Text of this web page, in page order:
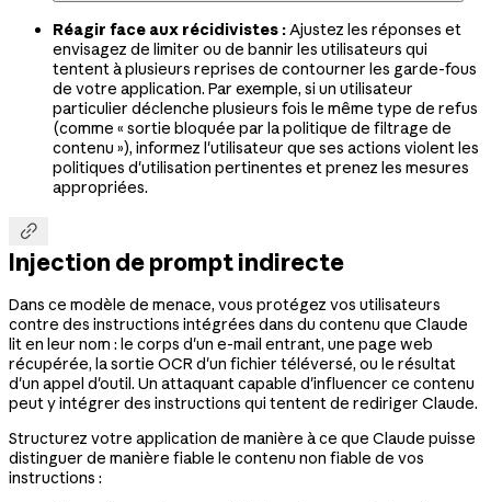
Réagir face aux récidivistes :Ajustez les réponses et
envisagez de limiter ou de bannir les utilisateurs qui
tentent à plusieurs reprises de contourner les garde-fous
de votre application. Par exemple, si un utilisateur
particulier déclenche plusieurs fois le même type de refus
(comme « sortie bloquée par la politique de filtrage de
contenu »), informez l'utilisateur que ses actions violent les
politiques d'utilisation pertinentes et prenez les mesures
appropriées.

Injection de prompt indirecte
Dans ce modèle de menace, vous protégez vos utilisateurs
contre des instructions intégrées dans du contenu que Claude
lit en leur nom : le corps d'un e-mail entrant, une page web
récupérée, la sortie OCR d'un fichier téléversé, ou le résultat
d'un appel d'outil. Un attaquant capable d'influencer ce contenu
peut y intégrer des instructions qui tentent de rediriger Claude.
Structurez votre application de manière à ce que Claude puisse
distinguer de manière fiable le contenu non fiable de vos
instructions :